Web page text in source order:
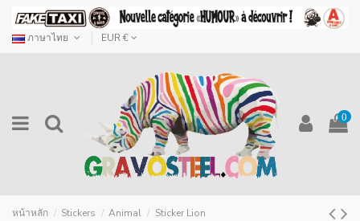
ภาษาไทย EUR €
0
หน้าหลัก Stickers Animal Sticker Lion